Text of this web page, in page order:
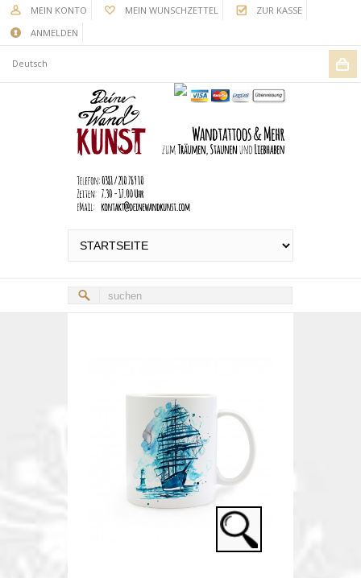
MEIN KONTO MEIN WUNSCHZETTEL
ZUR KASSE
ANMELDEN
Deutsch